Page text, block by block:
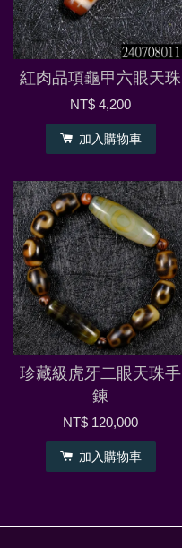
紅肉品項龜甲六眼天珠
NT$ 4,200
加入購物車
珍藏級虎牙二眼天珠手
鍊
NT$ 120,000
加入購物車